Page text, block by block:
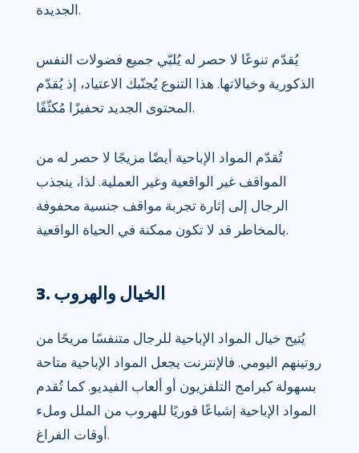
الجديدة.
يُقدّم تنوعًا لا حصر له يُلبّي جميع فضولات النفس
الذكورية وخيالاتها. هذا التنوع يُجنّبك الاعتياد، إذ يُقدّم
المحتوى الجديد تحفيزًا مُكثّفًا.
تُقدّم المواد الإباحية أيضًا مزيجًا لا حصر له من
المواقف غير الواقعية وغير العملية. لذا، ينجذب
الرجال إلى إثارة تجربة مواقف جنسية محفوفة
بالمخاطر قد لا تكون ممكنة في الحياة الواقعية.
3. الخيال والهروب
يُتيح خيال المواد الإباحية للرجال متنفسًا مريحًا من
روتينهم اليومي. فالإنترنت يجعل المواد الإباحية متاحة
بسهولة كبرامج التلفزيون أو ألعاب الفيديو. كما تُقدم
المواد الإباحية إشباعًا فوريًا للهروب من الملل وملء
أوقات الفراغ.